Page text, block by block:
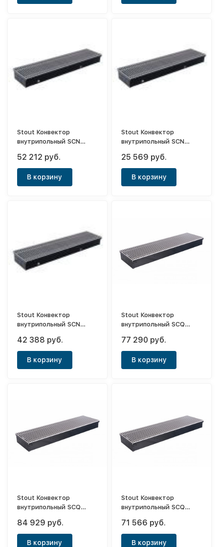
Stout Конвектор
внутрипольный SCN
естественной
конвекцией)
52 212 руб.
В корзину
Stout Конвектор
внутрипольный SCN
естественной
конвекцией)
25 569 руб.
В корзину
Stout Конвектор
внутрипольный SCN
естественной
конвекцией)
42 388 руб.
В корзину
Stout Конвектор
внутрипольный SCQ
принудительной
конвекцией)
77 290 руб.
В корзину
Stout Конвектор
внутрипольный SCQ
принудительной
конвекцией)
84 929 руб.
В корзину
Stout Конвектор
внутрипольный SCQ
принудительной
конвекцией)
71 566 руб.
В корзину